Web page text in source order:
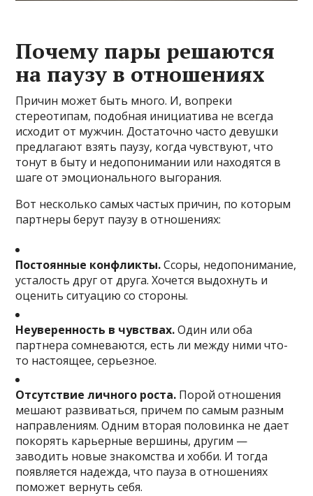
Почему пары решаются
на паузу в отношениях
Причин может быть много. И, вопреки
стереотипам, подобная инициатива не всегда
исходит от мужчин. Достаточно часто девушки
предлагают взять паузу, когда чувствуют, что
тонут в быту и недопонимании или находятся в
шаге от эмоционального выгорания.
Вот несколько самых частых причин, по которым
партнеры берут паузу в отношениях:
Постоянные конфликты.Ссоры, недопонимание,
усталость друг от друга. Хочется выдохнуть и
оценить ситуацию со стороны.
Неуверенность в чувствах.Один или оба
партнера сомневаются, есть ли между ними что-
то настоящее, серьезное.
Отсутствие личного роста. Порой отношения
мешают развиваться, причем по самым разным
направлениям. Одним вторая половинка не дает
покорять карьерные вершины, другим —
заводить новые знакомства и хобби. И тогда
появляется надежда, что пауза в отношениях
поможет вернуть себя.